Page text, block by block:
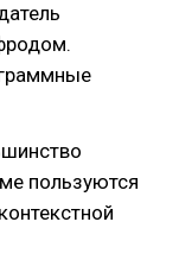
пользуются